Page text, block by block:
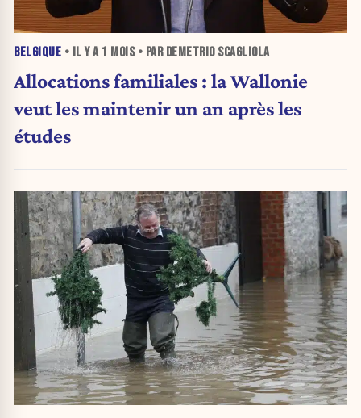
BELGIQUE • IL Y A 1 MOIS• PAR DEMETRIO SCAGLIOLA
Allocations familiales : la Wallonie
veut les maintenir un an après les
études